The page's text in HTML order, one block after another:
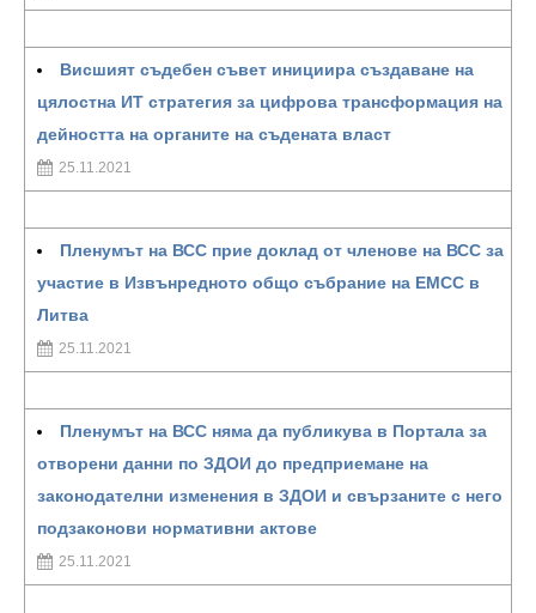
Висшият съдебен съвет инициира създаване на
цялостна ИТ стратегия за цифрова трансформация на
дейността на органите на съдената власт
25.11.2021
Пленумът на ВСС прие доклад от членове на ВСС за
участие в Извънредното общо събрание на ЕМСС в
Литва
25.11.2021
Пленумът на ВСС няма да публикува в Портала за
отворени данни по ЗДОИ до предприемане на
законодателни изменения в ЗДОИ и свързаните с него
подзаконови нормативни актове
25.11.2021